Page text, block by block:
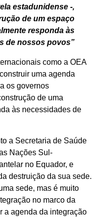
estadunidense -,
de um espaço
responda às
de nossos povos”
como a OEA
uma agenda
os governos
de uma
às necessidades de
a Secretaria de Saúde
Nações Sul-
no Equador, e
destruição da sua sede.
sede, mas é muito
no marco da
a agenda da integração